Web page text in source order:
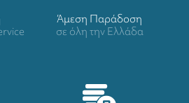
Άμεση Παράδοση
σε όλη την Ελλάδα